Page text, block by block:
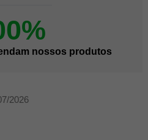
nossos produtos
2026